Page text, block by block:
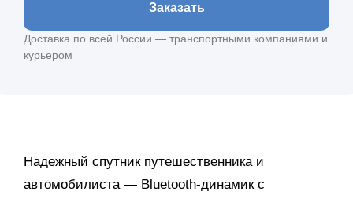
Заказать
Доставка по всей России — транспортными компаниями и
курьером
Надежный спутник путешественника и
автомобилиста — Bluetooth-динамик c